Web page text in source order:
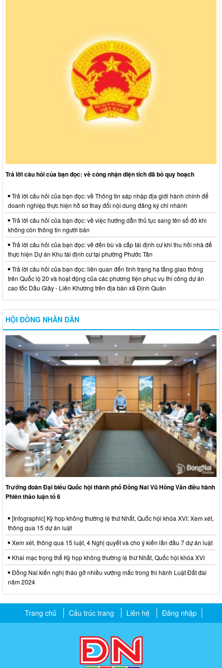
Trả lời câu hỏi của bạn đọc: về công nhận diện tích đã bỏ quy hoạch
Trả lời câu hỏi của bạn đọc: về Thông tin sáp nhập địa giới hành chính để
doanh nghiệp thực hiện hồ sơ thay đổi nội dung đăng ký chi nhánh
Trả lời câu hỏi của bạn đọc: về việc hướng dẫn thủ tục sang tên sổ đỏ khi
không còn thông tin người bán
Trả lời câu hỏi của bạn đọc: về đền bù và cấp tái định cư khi thu hồi nhà để
thực hiện Dự án Khu tái định cư tại phường Phước Tân
Trả lời câu hỏi của bạn đọc: liên quan đến tình trạng hạ tầng giao thông
trên Quốc lộ 20 và hoạt động của các phương tiện phục vụ thi công dự án
cao tốc Dầu Giây - Liên Khương trên địa bàn xã Định Quán
HỘI ĐỒNG NHÂN DÂN
Trưởng đoàn Đại biểu Quốc hội thành phố Đồng Nai Vũ Hồng Văn điều hành
Phiên thảo luận tổ 6
[Infographic] Kỳ họp không thường lệ thứ Nhất, Quốc hội khóa XVI: Xem xét,
thông qua 15 dự án luật
Xem xét, thông qua 15 luật, 4 Nghị quyết và cho ý kiến lần đầu 7 dự án luật
Khai mạc trọng thể Kỳ họp không thường lệ thứ Nhất, Quốc hội khóa XVI
Đồng Nai kiến nghị tháo gỡ nhiều vướng mắc trong thi hành Luật Đất đai
năm 2024
Trang chủ Cấu trúc trang Liên hệ Đăng nhập